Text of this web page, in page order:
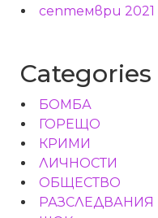
септември 2021
Categories
БОМБА
ГОРЕЩО
КРИМИ
ЛИЧНОСТИ
ОБЩЕСТВО
РАЗСЛЕДВАНИЯ